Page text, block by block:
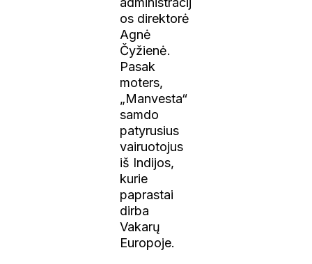
os direktorė
Agnė
Čyžienė.
Pasak
moters,
„Manvesta“
samdo
patyrusius
vairuotojus
iš Indijos,
kurie
paprastai
dirba
Vakarų
Europoje.